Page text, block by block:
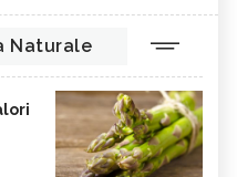
Naturale